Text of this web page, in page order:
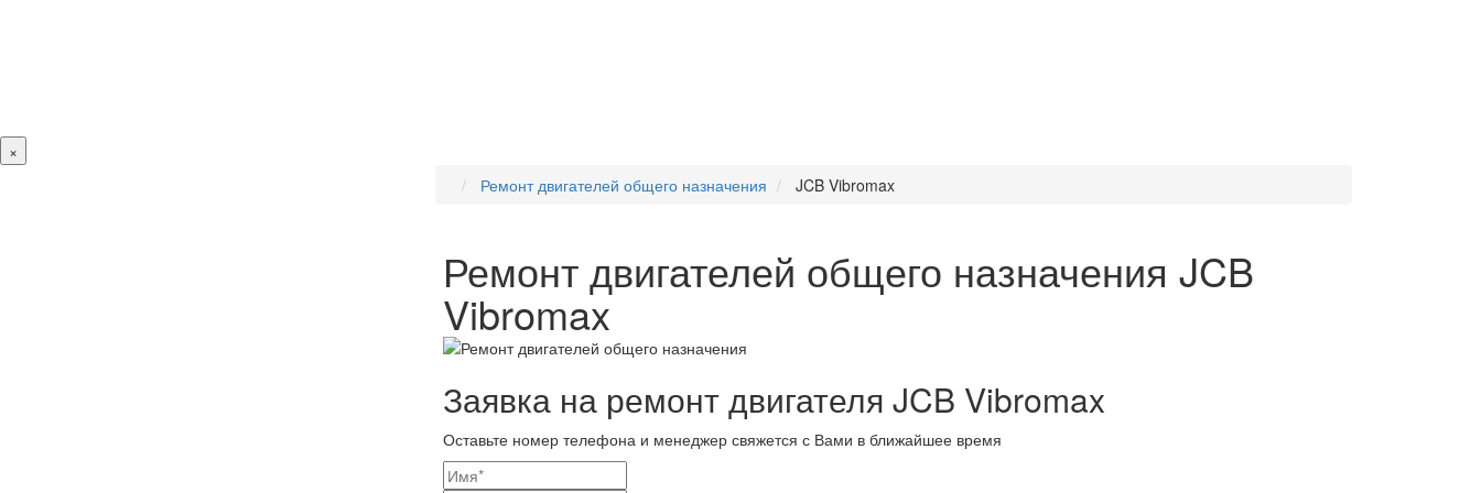
×
Ремонт двигателей общего назначения
JCB Vibromax
Ремонт двигателей общего назначения JCB
Vibromax
Заявка на ремонт двигателя JCB Vibromax
Оставьте номер телефона и менеджер свяжется с Вами в ближайшее время
Ваши